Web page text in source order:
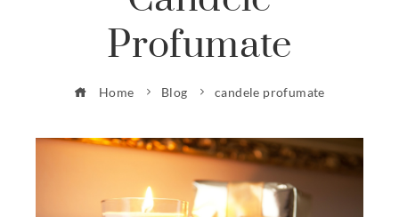
Profumate
Home Blog candele profumate